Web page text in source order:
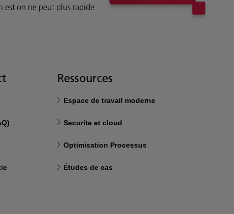
est on ne peut plus rapide
Ressources
Espace de travail moderne
Securite et cloud
Optimisation Processus
Études de cas